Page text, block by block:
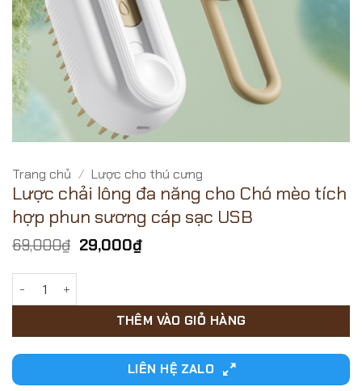
Trang chủ / Lược cho thú cưng
Lược chải lông đa năng cho Chó mèo tích
hợp phun sương cáp sạc USB
69,000₫ Giá
gốc
29,000₫Giá
29,000₫.
THÊM VÀO GIỎ HÀNG
LIÊN HỆ ZALO